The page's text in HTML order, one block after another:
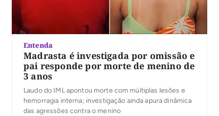
Entenda
Madrasta é investigada por omissão e
pai responde por morte de menino de
3 anos
Laudo do IML apontou morte com múltiplas lesões e
hemorragia interna; investigação ainda apura dinâmica
das agressões contra o menino